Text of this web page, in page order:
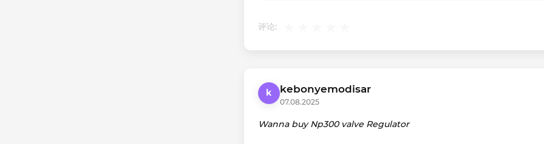
评论:
k kebonyemodisar
07.08.2025
Wanna buy Np300 valve Regulator